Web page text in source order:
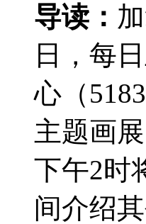
导读：
日，每
心（
主题画
下午2时
间介绍